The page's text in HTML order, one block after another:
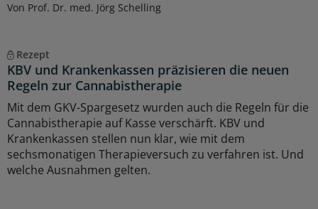
Von Prof. Dr. med. Jörg Schelling
Rezept
KBV und Krankenkassen präzisieren die neuen
Regeln zur Cannabistherapie
Mit dem GKV-Spargesetz wurden auch die Regeln für die
Cannabistherapie auf Kasse verschärft. KBV und
Krankenkassen stellen nun klar, wie mit dem
sechsmonatigen Therapieversuch zu verfahren ist. Und
welche Ausnahmen gelten.